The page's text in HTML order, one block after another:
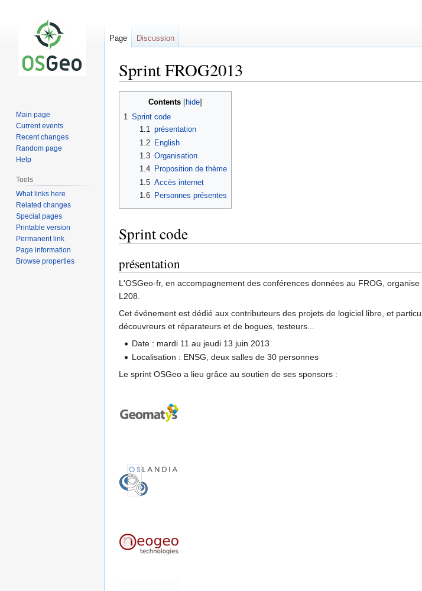
Sprint FROG2013
navigation
search
Contents
1 Sprint code
1.1 présentation
1.2
English
1.3 Organisation
1.4
Proposition de thème
1.5 Accès internet
1.6
Personnes présentes
Sprint code
présentation
L'OSGeo-fr, en accompagnement des conférences données au FROG,
L208.
Cet événement est dédié aux contributeurs des projets de logiciel libre, et
découvreurs et réparateurs et de bogues, testeurs...
Date : mardi 11 au jeudi 13 juin 2013
Localisation : ENSG, deux salles de 30 personnes
Le sprint OSGeo a lieu grâce au soutien de ses sponsors :
Page Discussion
Main page
Current events
Recent changes
Random page
Help
Tools
What links here
Related changes
Special pages
Printable version
Permanent link
Page information
Browse properties